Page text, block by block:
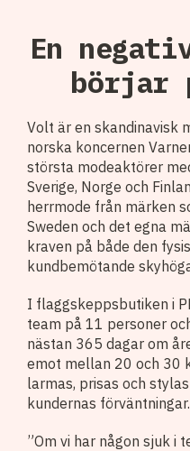
En
börjar
Volt är en skandinavisk
norska koncernen
största modeaktörer
Sverige, Norge och
herrmode från märken
Sweden och det egna
kraven på både den
kundbemötande
I flaggskeppsbutiken i
team på 11 personer
nästan 365 dagar om
emot mellan 20 och 30
larmas, prisas och
kundernas förväntningar.
”Om vi har någon sjuk i